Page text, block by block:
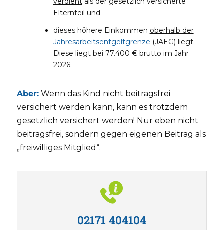
Elternteil und
dieses höhere Einkommen oberhalb der
Jahresarbeitsentgeltgrenze (JAEG) liegt.
Diese liegt bei 77.400 € brutto im Jahr
2026.
Aber:Wenn das Kind nicht beitragsfrei
versichert werden kann, kann es trotzdem
gesetzlich versichert werden! Nur eben nicht
beitragsfrei, sondern gegen eigenen Beitrag als
„freiwilliges Mitglied“.
02171 404104